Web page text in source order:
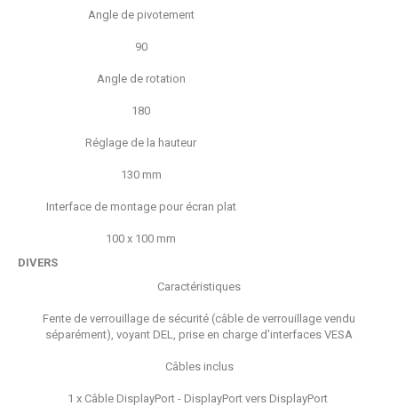
Angle de pivotement
90
Angle de rotation
180
Réglage de la hauteur
130 mm
Interface de montage pour écran plat
100 x 100 mm
DIVERS
Caractéristiques
Fente de verrouillage de sécurité (câble de verrouillage vendu
séparément), voyant DEL, prise en charge d'interfaces VESA
Câbles inclus
1 x Câble DisplayPort - DisplayPort vers DisplayPort